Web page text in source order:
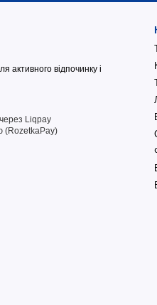
активного відпочинку і